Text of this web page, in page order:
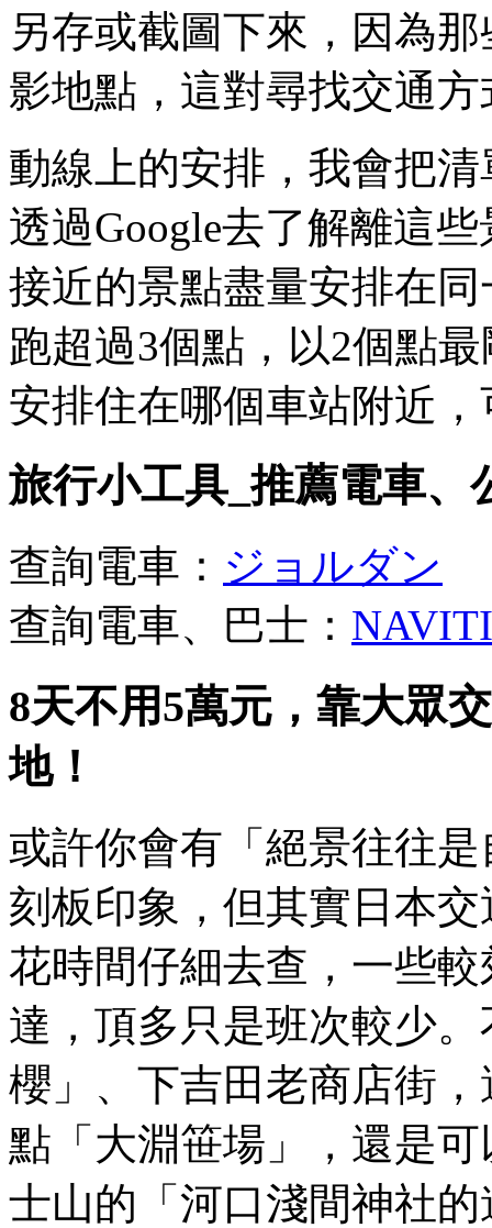
另存或截圖下來，因為
影地點，這對尋找交通
動線上的安排，我會把
透過Google去了解離這
接近的景點盡量安排在
跑超過3個點，以2個點
安排住在哪個車站附近
旅行小工具_推薦電車、
查詢電車： ジョルダン
查詢電車、巴士：
8天不用5萬元，靠大眾
地！
或許你會有「絕景往往
刻板印象，但其實日本
花時間仔細去查，一些
達，頂多只是班次較少
櫻」、下吉田老商店街
點「大淵笹場」，還是
士山的「河口淺間神社